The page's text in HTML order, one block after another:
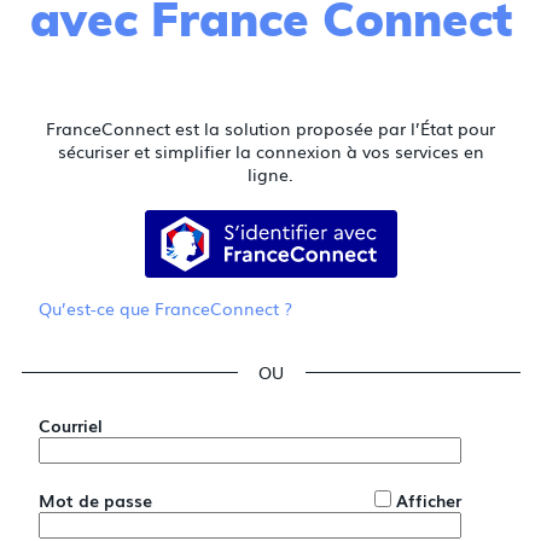
avec France Connect
FranceConnect est la solution proposée par l’État pour
sécuriser et simplifier la connexion à vos services en
ligne.
S’identifier avec FranceConnect
Qu’est-ce que FranceConnect ?
Courriel
Mot de passe Afficher